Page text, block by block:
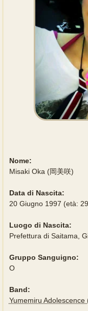
Nome:
Misaki Oka (岡美咲)
Data di Nascita:
20 Giugno 1997 (età:
Luogo di Nascita:
Prefettura di Saitama,
Gruppo Sanguigno:
O
Band:
Yumemiru Adolescence